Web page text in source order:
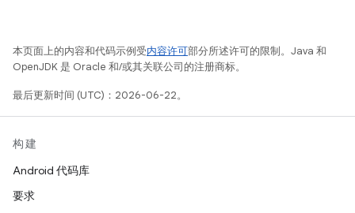
本页面上的内容和代码示例受内容许可部分所述许可的限制。Java 和
OpenJDK 是 Oracle 和/或其关联公司的注册商标。
最后更新时间 (UTC)：2026-06-22。
构建
Android 代码库
要求